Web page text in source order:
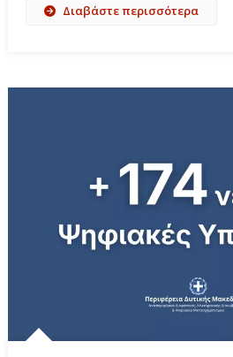
Διαβάστε περισσότερα